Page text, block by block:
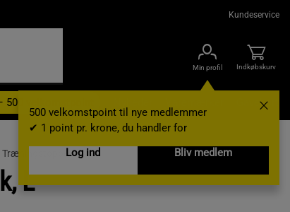
Kundeservice
Min profil
500 velkomstpoint til nye medlemmer
✔ 1 point pr. krone, du handler for
Log ind
Bliv medlem
Indkøbskurv
500 velkomstpoint Gavekort
Træningstoppe
L